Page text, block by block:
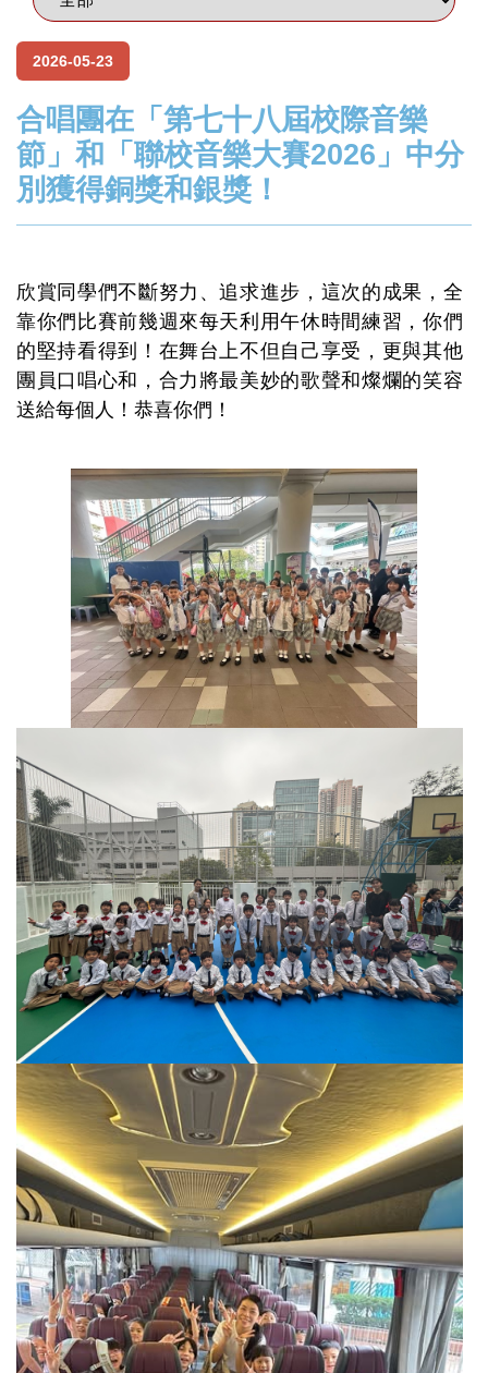
2026-05-23
合唱團在「第七十八屆校際音樂
節」和「聯校音樂大賽2026」中分
別獲得銅獎和銀獎！
欣賞同學們不斷努力、追求進步，這次的成果，全
靠你們比賽前幾週來每天利用午休時間練習，你們
的堅持看得到！在舞台上不但自己享受，更與其他
團員口唱心和，合力將最美妙的歌聲和燦爛的笑容
送給每個人！恭喜你們！